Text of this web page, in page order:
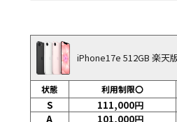
iPhone17e 512GB 楽天
状態 利用制限〇
S 111,000円
A
101,000円